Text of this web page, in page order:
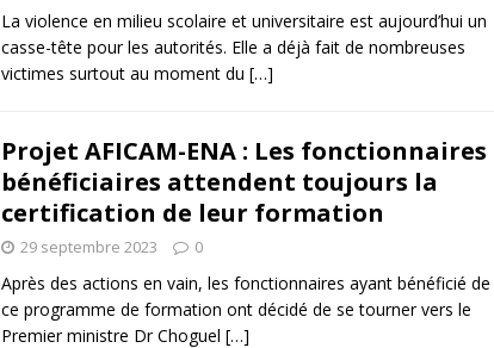
La violence en milieu scolaire et universitaire est aujourd’hui un
casse-tête pour les autorités. Elle a déjà fait de nombreuses
victimes surtout au moment du […]
Projet AFICAM-ENA : Les fonctionnaires
bénéficiaires attendent toujours la
certification de leur formation
29 septembre 2023 0
Après des actions en vain, les fonctionnaires ayant bénéficié de
ce programme de formation ont décidé de se tourner vers le
Premier ministre Dr Choguel […]